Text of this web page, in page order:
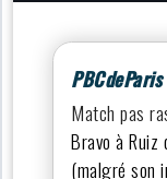
Match pas
Bravo à
(malgré son